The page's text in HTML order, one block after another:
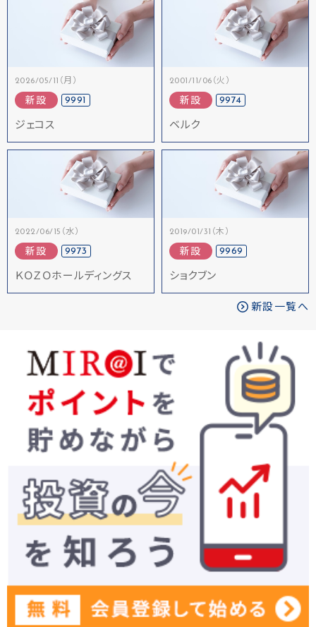
2026/05/11（月）
新設 9991
ジェコス
2001/11/06（火）
新設 9974
ベルク
2022/06/15（水）
新設 9973
ＫＯＺＯホールディングス
2019/01/31（木）
新設 9969
ショクブン
新設一覧へ